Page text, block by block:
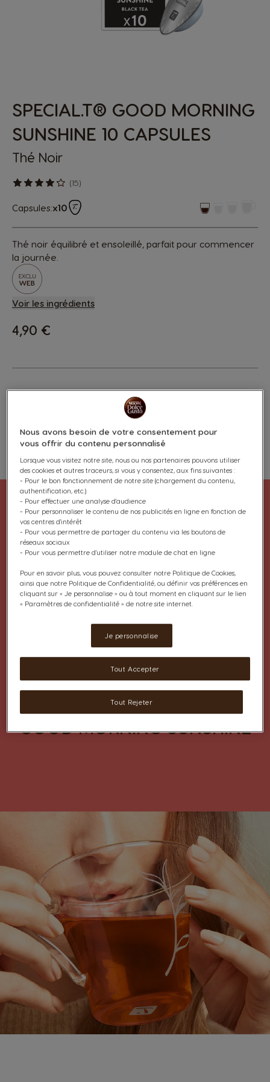
SPECIAL.T® GOOD MORNING
SUNSHINE 10 CAPSULES
Thé Noir
(15)
Capsules:x10
Thé noir équilibré et ensoleillé, parfait pour commencer
la journée.
Voir les ingrédients
4,90 €
Les capsules SPECIAL.T® sont
uniquement compatibles
certains modèles de machines.
Ajouter Aux Favoris
Ajouter Aux Favoris
GOOD MORNING SUNSHINE
Nous avons besoin de votre consentement pour
vous offrir du contenu personnalisé
Lorsque vous visitez notre site, nous ou nos partenaires pouvons utiliser
des cookies et autres traceurs, si vous y consentez, aux fins suivantes :
- Pour le bon fonctionnement de notre site (chargement du contenu,
authentification, etc.)
- Pour effectuer une analyse d'audience
- Pour personnaliser le contenu de nos publicités en ligne en fonction de
vos centres d'intérêt
- Pour vous permettre de partager du contenu via les boutons de
réseaux sociaux
- Pour vous permettre d'utiliser notre module de chat en ligne
Pour en savoir plus, vous pouvez consulter notre Politique de Cookies,
ainsi que notre Politique de Confidentialité, ou définir vos préférences en
cliquant sur « Je personnalise » ou à tout moment en cliquant sur le lien
« Paramètres de confidentialité » de notre site internet.
Je personnalise
Tout Rejeter
Tout Accepter